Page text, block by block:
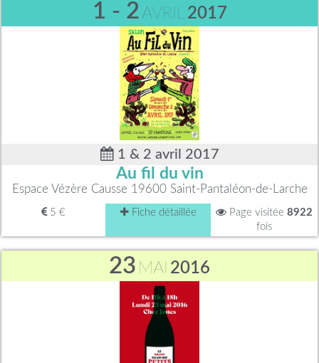
1 - 2 AVRIL 2017
1 & 2 avril 2017
Au fil du vin
Espace Vézère Causse 19600 Saint-Pantaléon-de-Larche
5 € Fiche détaillée Page visitée 8922
fois
23 MAI 2016